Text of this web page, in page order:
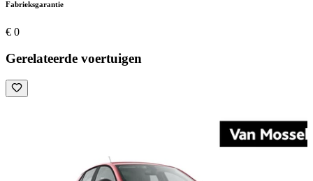
Fabrieksgarantie
€ 0
Gerelateerde voertuigen